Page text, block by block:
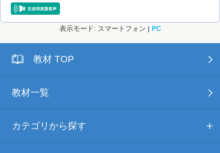
表示モード: スマートフォン | PC
教材 TOP
教材一覧
カテゴリから探す